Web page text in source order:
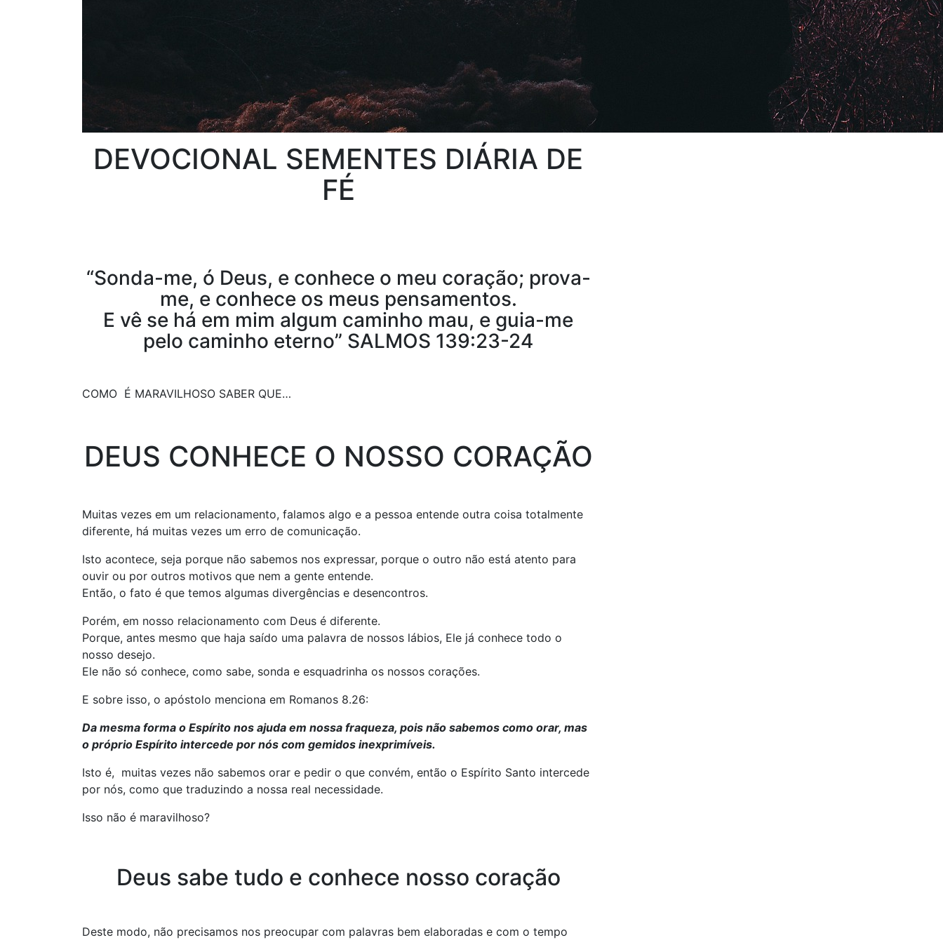
DEVOCIONAL SEMENTES DIÁRIA DE
FÉ
“Sonda-me, ó Deus, e conhece o meu coração; prova-
me, e conhece os meus pensamentos.
E vê se há em mim algum caminho mau, e guia-me
pelo caminho eterno” SALMOS 139:23-24
COMO É MARAVILHOSO SABER QUE…
DEUS CONHECE O NOSSO CORAÇÃO
Muitas vezes em um relacionamento, falamos algo e a pessoa entende outra coisa totalmente
diferente, há muitas vezes um erro de comunicação.
Isto acontece, seja porque não sabemos nos expressar, porque o outro não está atento para
ouvir ou por outros motivos que nem a gente entende.
Então, o fato é que temos algumas divergências e desencontros.
Porém, em nosso relacionamento com Deus é diferente.
Porque, antes mesmo que haja saído uma palavra de nossos lábios, Ele já conhece todo o
nosso desejo.
Ele não só conhece, como sabe, sonda e esquadrinha os nossos corações.
E sobre isso, o apóstolo menciona em Romanos 8.26:
Da mesma forma o Espírito nos ajuda em nossa fraqueza, pois não sabemos como orar, mas
o próprio Espírito intercede por nós com gemidos inexprimíveis.
Isto é, muitas vezes não sabemos orar e pedir o que convém, então o Espírito Santo intercede
por nós, como que traduzindo a nossa real necessidade.
Isso não é maravilhoso?
Deus sabe tudo e conhece nosso coração
Deste modo, não precisamos nos preocupar com palavras bem elaboradas e com o tempo